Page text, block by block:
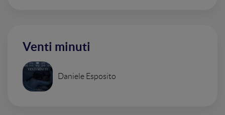
Venti minuti
Daniele Esposito